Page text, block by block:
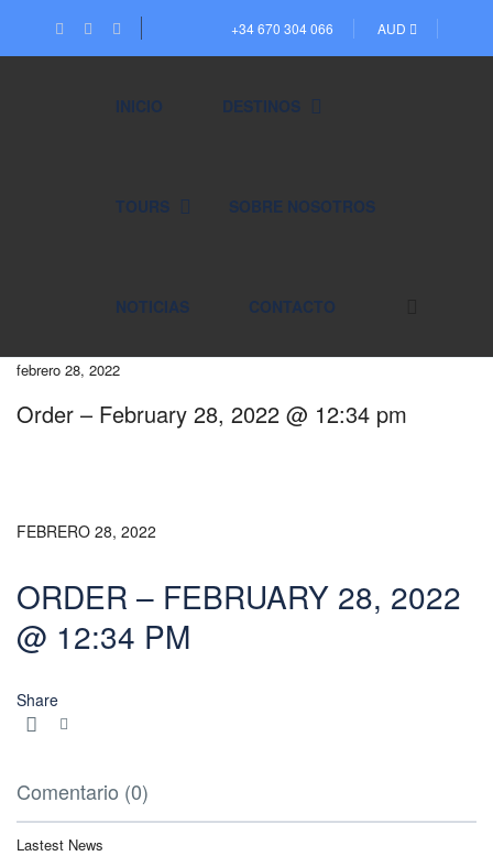
+34 670 304 066 AUD
INICIO DESTINOS
TOURS SOBRE NOSOTROS
NOTICIAS CONTACTO
febrero 28, 2022
Order – February 28, 2022 @ 12:34 pm
FEBRERO 28, 2022
ORDER – FEBRUARY 28, 2022
@ 12:34 PM
Share
Comentario (0)
Lastest News